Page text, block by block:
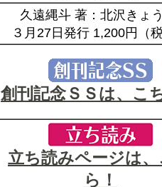
久遠縄斗 著：北沢きょ
３月27日発行 1,200円（
創刊記念ＳＳは、こ
立ち読みページは
ら！